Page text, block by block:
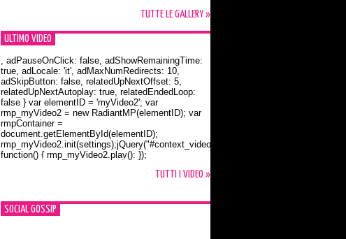
TUTTE LE GALLERY »
ULTIMO VIDEO
Orlando Bloom e la t-shirt dedicata a Flynn
, adPauseOnClick: false, adShowRemainingTime:
true, adLocale: 'it', adMaxNumRedirects: 10,
adSkipButton: false, relatedUpNextOffset: 5,
relatedUpNextAutoplay: true, relatedEndedLoop:
false } var elementID = 'myVideo2'; var
rmp_myVideo2 = new RadiantMP(elementID); var
rmpContainer =
document.getElementById(elementID);
rmp_myVideo2.init(settings);jQuery("#context_video2").one("mouseover",
function() { rmp_myVideo2.play(); });
TUTTI I VIDEO »
SOCIAL GOSSIP